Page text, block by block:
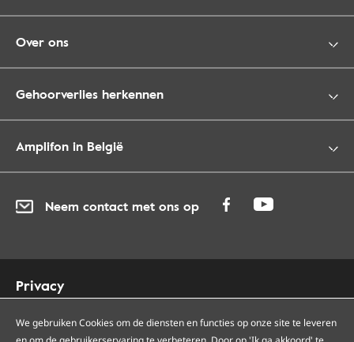
Over ons
Gehoorverlies herkennen
Amplifon in België
Neem contact met ons op
Privacy
Cookies
Toegankelijkheid
We gebruiken Cookies om de diensten en functies op onze site te leveren